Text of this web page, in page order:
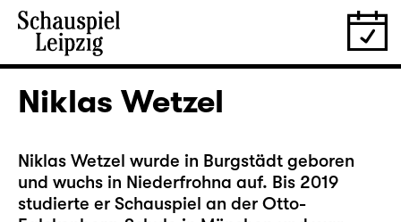
Niklas Wetzel
Niklas Wetzel wurde in Burgstädt geboren
und wuchs in Niederfrohna auf. Bis 2019
studierte er Schauspiel an der Otto-